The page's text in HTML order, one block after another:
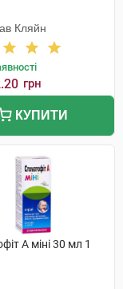
Кляйн
грн
КУПИТИ
А міні 30 мл 1